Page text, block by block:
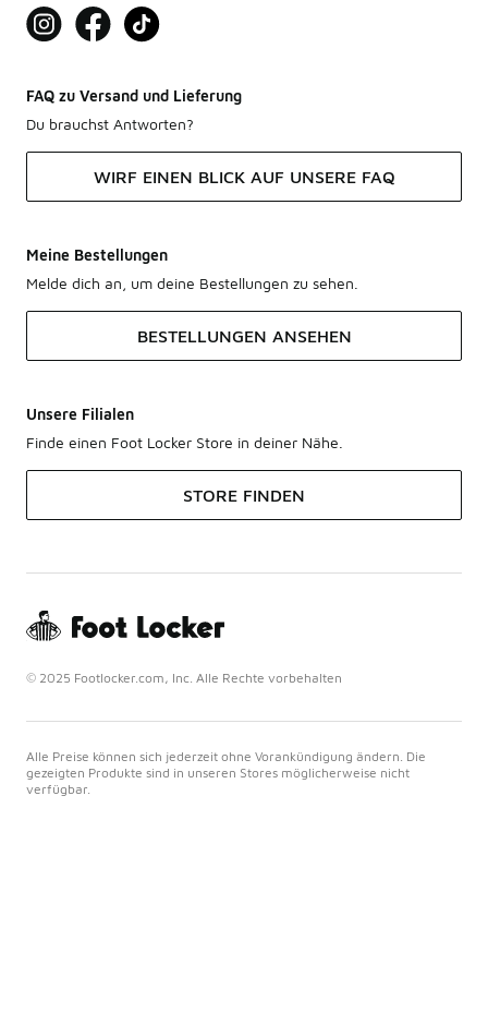
FAQ zu Versand und Lieferung
Du brauchst Antworten?
WIRF EINEN BLICK AUF UNSERE FAQ
Meine Bestellungen
Melde dich an, um deine Bestellungen zu sehen.
BESTELLUNGEN ANSEHEN
Unsere Filialen
Finde einen Foot Locker Store in deiner Nähe.
STORE FINDEN
© 2025 Footlocker.com, Inc. Alle Rechte vorbehalten
Alle Preise können sich jederzeit ohne Vorankündigung ändern. Die
gezeigten Produkte sind in unseren Stores möglicherweise nicht
verfügbar.